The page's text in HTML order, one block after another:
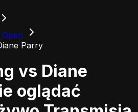
Parry
vs Diane
oglądać